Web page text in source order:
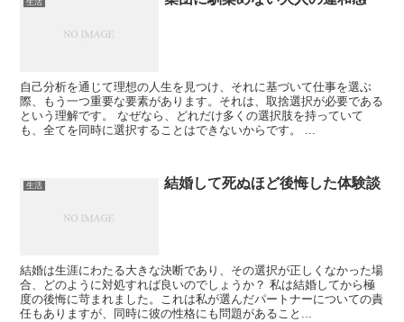
生活
自己分析を通じて理想の人生を見つけ、それに基づいて仕事を選ぶ
際、もう一つ重要な要素があります。それは、取捨選択が必要である
という理解です。 なぜなら、どれだけ多くの選択肢を持っていて
も、全てを同時に選択することはできないからです。 ...
生活 結婚して死ぬほど後悔した体験談
結婚は生涯にわたる大きな決断であり、その選択が正しくなかった場
合、どのように対処すれば良いのでしょうか？ 私は結婚してから極
度の後悔に苛まれました。これは私が選んだパートナーについての責
任もありますが、同時に彼の性格にも問題があること...